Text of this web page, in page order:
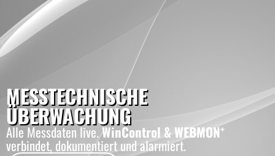
MESSTECHNISCHE
ÜBERWACHUNG
Alle Messdaten live.WinControl & WEBMON+
verbindet, dokumentiert und alarmiert.